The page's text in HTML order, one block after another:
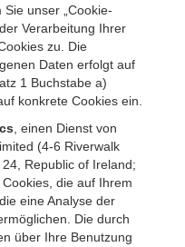
unser „Cookie-
Verarbeitung Ihrer
zu. Die
Daten erfolgt auf
1 Buchstabe a)
konkrete Cookies ein.
, einen Dienst von
(4-6 Riverwalk
Republic of Ireland;
die auf Ihrem
eine Analyse der
Die durch
über Ihre Benutzung